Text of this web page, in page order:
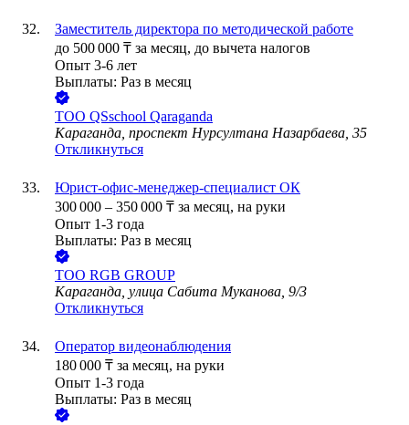
Заместитель директора по методической работе
до 500 000 ₸ за месяц, до вычета налогов
Опыт 3-6 лет
Выплаты: Раз в месяц
ТОО QSschool Qaraganda
Караганда, проспект Нурсултана Назарбаева, 35
Откликнуться
Юрист-офис-менеджер-специалист ОК
300 000 – 350 000 ₸ за месяц, на руки
Опыт 1-3 года
Выплаты: Раз в месяц
ТОО RGB GROUP
Караганда, улица Сабита Муканова, 9/3
Откликнуться
Оператор видеонаблюдения
180 000 ₸ за месяц, на руки
Опыт 1-3 года
Выплаты: Раз в месяц